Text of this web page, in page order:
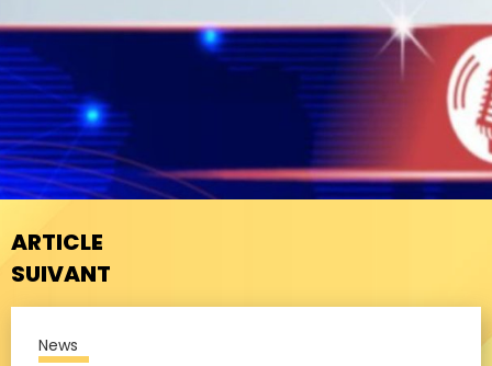
ARTICLE
SUIVANT
News